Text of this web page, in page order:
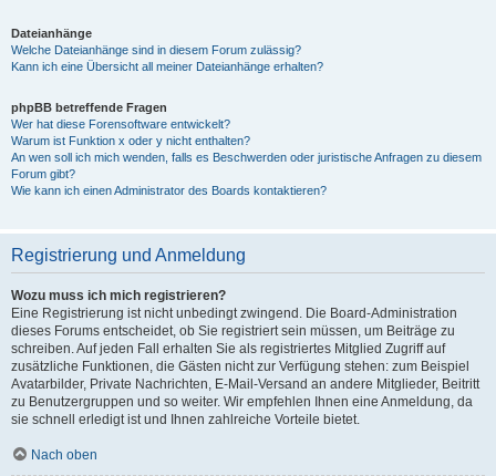
Dateianhänge
Welche Dateianhänge sind in diesem Forum zulässig?
Kann ich eine Übersicht all meiner Dateianhänge erhalten?
phpBB betreffende Fragen
Wer hat diese Forensoftware entwickelt?
Warum ist Funktion x oder y nicht enthalten?
An wen soll ich mich wenden, falls es Beschwerden oder juristische Anfragen zu diesem
Forum gibt?
Wie kann ich einen Administrator des Boards kontaktieren?
Registrierung und Anmeldung
Wozu muss ich mich registrieren?
Eine Registrierung ist nicht unbedingt zwingend. Die Board-Administration
dieses Forums entscheidet, ob Sie registriert sein müssen, um Beiträge zu
schreiben. Auf jeden Fall erhalten Sie als registriertes Mitglied Zugriff auf
zusätzliche Funktionen, die Gästen nicht zur Verfügung stehen: zum Beispiel
Avatarbilder, Private Nachrichten, E-Mail-Versand an andere Mitglieder, Beitritt
zu Benutzergruppen und so weiter. Wir empfehlen Ihnen eine Anmeldung, da
sie schnell erledigt ist und Ihnen zahlreiche Vorteile bietet.
Nach oben